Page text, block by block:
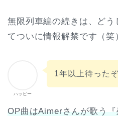
無限列車編の続きは、どう
てついに情報解禁です（笑
ハッピー
1年以上待ったぞ
OP曲はAimerさんが歌う『